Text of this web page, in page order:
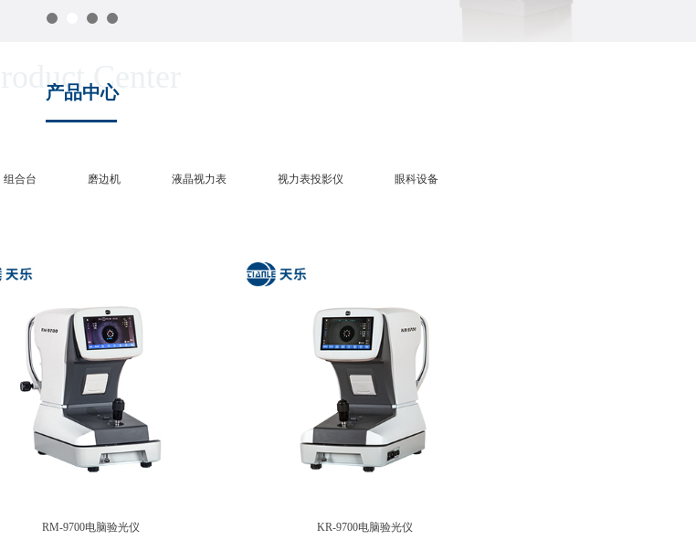
产品中心
组合台 磨边机 液晶视力表 视力表投影仪 眼科设备
RM-9700电脑验光仪 KR-9700电脑验光仪
Product Center